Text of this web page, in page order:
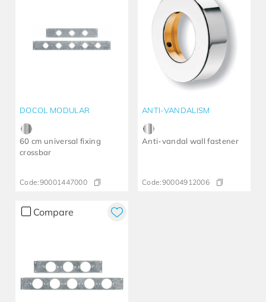
DOCOL MODULAR
60 cm universal fixing
crossbar
Code:90001447000
ANTI-VANDALISM
Anti-vandal wall fastener
Code:90004912006
Compare